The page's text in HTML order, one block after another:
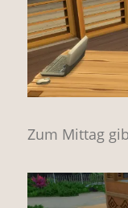
Zum Mittag